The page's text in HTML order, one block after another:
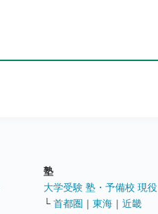
塾
大学受験 塾・予備校 現役
└ 首都圏 ｜ 東海 ｜ 近畿